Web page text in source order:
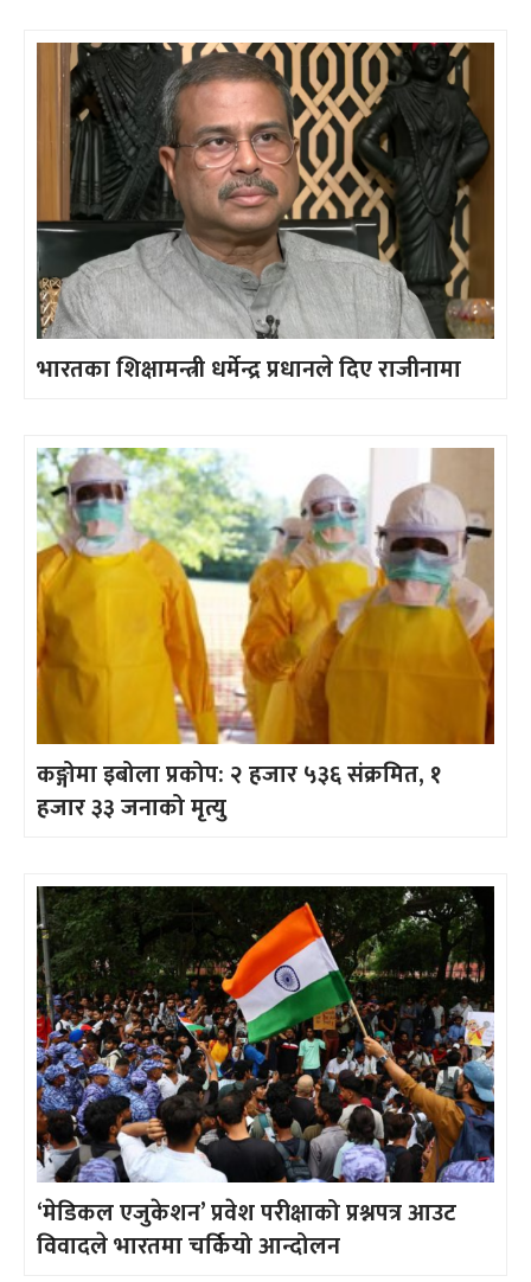
भारतका शिक्षामन्त्री धर्मेन्द्र प्रधानले दिए राजीनामा
कङ्गोमा इबोला प्रकोप: २ हजार ५३६ संक्रमित, १
हजार ३३ जनाको मृत्यु
‘मेडिकल एजुकेशन’ प्रवेश परीक्षाको प्रश्नपत्र आउट
विवादले भारतमा चर्कियो आन्दोलन